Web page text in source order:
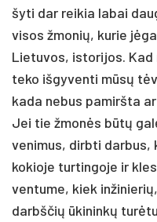
šy­ti dar rei­kia la­bai
vi­sos žmo­nių, ku­rie
Lie­tu­vos, is­to­ri­jos. Kad
te­ko iš­gy­ven­ti mūsų
ka­da ne­bus pa­mirš­ta
Jei tie žmonės būtų
ve­ni­mus, dirb­ti dar­bus,
ko­kio­je tur­tin­go­je ir
ven­tu­me, kiek
darbš­čių ūki­ninkų